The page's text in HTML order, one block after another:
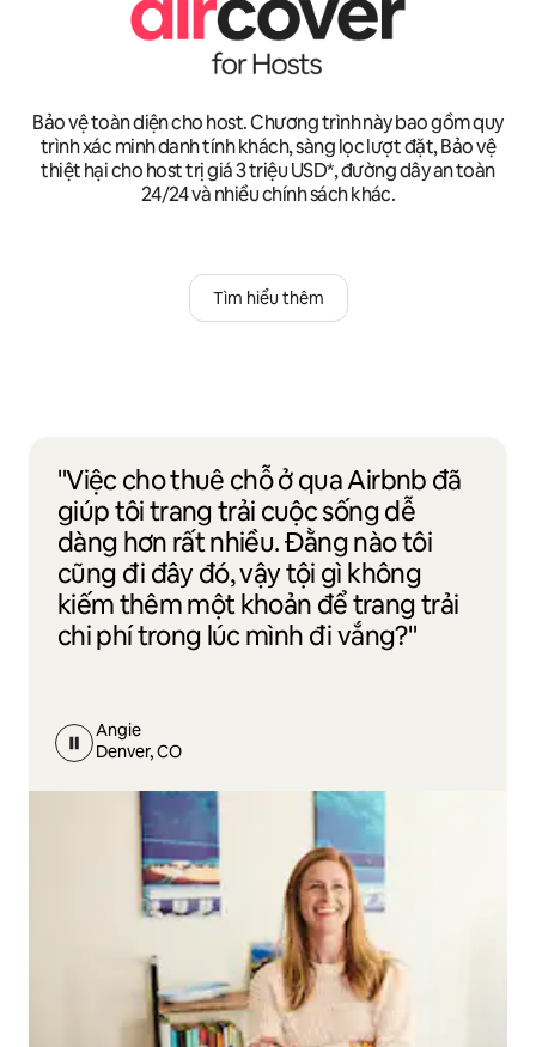
Bảo vệ toàn diện cho host. Chương trình này bao gồm quy
trình xác minh danh tính khách, sàng lọc lượt đặt, Bảo vệ
thiệt hại cho host trị giá 3 triệu USD*, đường dây an toàn
24/24 và nhiều chính sách khác.
Tìm hiểu thêm
"Việc cho thuê chỗ ở qua Airbnb đã
giúp tôi trang trải cuộc sống dễ
dàng hơn rất nhiều. Đằng nào tôi
cũng đi đây đó, vậy tội gì không
kiếm thêm một khoản để trang trải
chi phí trong lúc mình đi vắng?"
Angie
Denver, CO